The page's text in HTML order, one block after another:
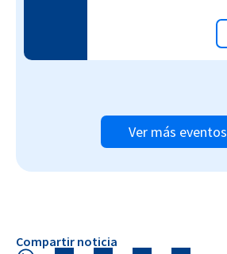
Ver más eventos
Compartir noticia